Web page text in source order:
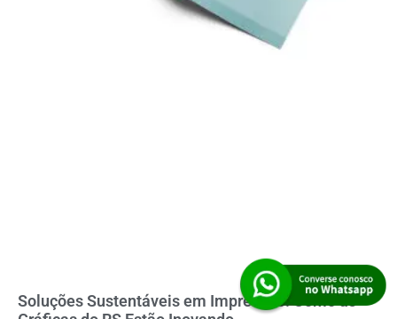
Soluções Sustentáveis em Impressão: Como as